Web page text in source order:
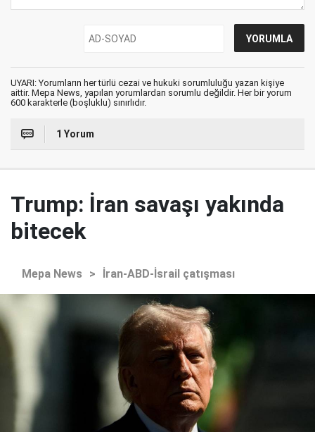
UYARI: Yorumların her türlü cezai ve hukuki sorumluluğu yazan kişiye
aittir. Mepa News, yapılan yorumlardan sorumlu değildir. Her bir yorum
600 karakterle (boşluklu) sınırlıdır.
1 Yorum
Trump: İran savaşı yakında
bitecek
Mepa News > İran-ABD-İsrail çatışması